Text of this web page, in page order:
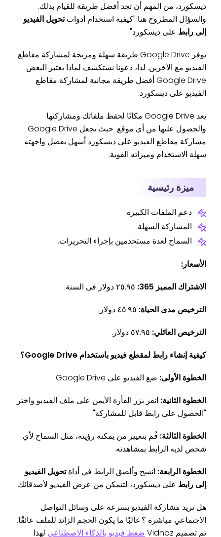
ديسكورد، من المهم أن تجد أفضل طريقة للقيام بذلك.
والسؤال المطروح هنا "كيفية استخدام أدواتتحويل الفيديو
إلى رابط على ديسكورد".
يوفر Google Drive طريقة سهلة ومريحة لمشاركة مقاطع
الفيديو مع الآخرين. لذا، دعونا نستكشف لماذا يعتبر البعض
Google Drive أفضل طريقة مجانية لمشاركة مقاطع
الفيديو على ديسكورد.
يعد Google Drive مكانًا لحفظ ملفاتك ومشاركتها
والحصول عليها من أي موقع. حيث يجعل Google Drive
مشاركة مقاطع الفيديو على ديسكورد أسهل بفضل واجهته
سهلة الاستخدام وميزاته القوية.
ميزة رئيسية
دعم الملفات الكبيرة.
المشاركة السهلة.
السماح لعدة مستخدمين بإجراء التحريرات.
الأسعار:
الاشتراك المميز 365:
الترخيص مدى الحياة:
الترخيص العائلي:
كيفية إنشاء رابط لمقطع فيديو باستخدام Google Drive؟
الخطوة الأولى: ضع الفيديو على Google Drive.
الخطوة الثانية: انقر بزر الفأرة الأيمن على ملف الفيديو واختر
"الحصول على رابط قابل للمشاركة".
الخطوة الثالثة: قُم بتغيير من يمكنه رؤيته، مثل السماح لأي
شخص لديه الرابط بمشاهدته.
الخطوة الرابعة: انسخ وألصق الرابط في أداةتحويل الفيديو
إلى رابط على ديسكورد، لتتمكن من عرض الفيديو لأصدقائك.
هل تريد مشاركة الفيديو بسرعة على وسائل التواصل
الاجتماعي مباشرة ؟ غالبًا ما يكون الحجم الزائد للملف عائقًا.
تم تصميم Vidnoz
ضغط فيديو بالذكاء الاصطناعي لهذا